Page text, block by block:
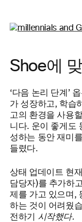
Shoe에
‘다음 논리 단계’
가 성장하고, 학습
고의 환경을 사용
니다. 운이 좋게도
성하는 동안 재미를
들렸다.
상태 업데이트 현
담당자)를 추가하
제를 가고 있으며,
하는 것이 어려웠
전하기 시작했다.